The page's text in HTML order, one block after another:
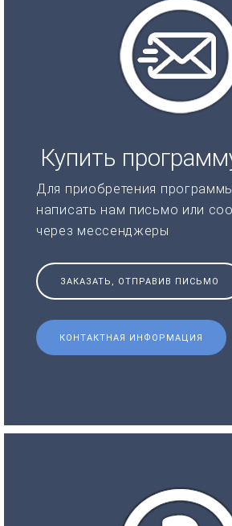
Купить
Для приобретения
написать нам письмо или
через мессенджеры
ЗАКАЗАТЬ, ОТПРАВИВ ПИСЬМО
КОНТАКТНАЯ ИНФОРМАЦИЯ